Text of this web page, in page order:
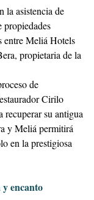
la asistencia de
entre Meliá Hotels
propietaria de la
de
Cirilo
su antigua
y Meliá permitirá
en la prestigiosa
encanto